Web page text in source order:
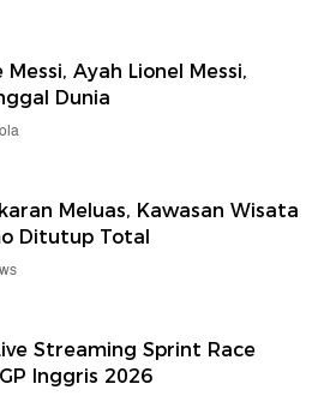
Messi, Ayah Lionel Messi,
Dunia
Meluas, Kawasan Wisata
Ditutup Total
Streaming Sprint Race
Inggris 2026